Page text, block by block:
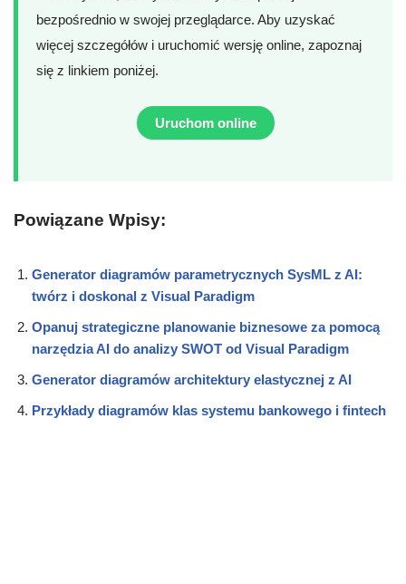
bezpośrednio w swojej przeglądarce. Aby uzyskać
więcej szczegółów i uruchomić wersję online, zapoznaj
się z linkiem poniżej.
Uruchom online
Powiązane Wpisy:
Generator diagramów parametrycznych SysML z AI:
twórz i doskonal z Visual Paradigm
Opanuj strategiczne planowanie biznesowe za pomocą
narzędzia AI do analizy SWOT od Visual Paradigm
Generator diagramów architektury elastycznej z AI
Przykłady diagramów klas systemu bankowego i fintech